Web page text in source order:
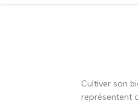
Cultiver son
représentent